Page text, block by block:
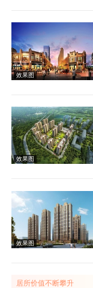
效果图
效果图
居所价值不断攀升